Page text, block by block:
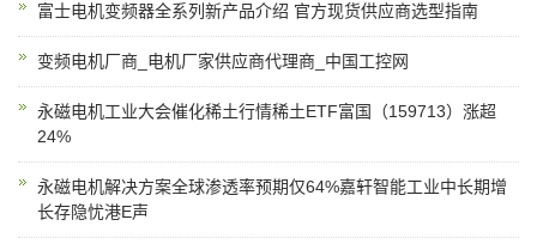
富士电机变频器全系列新产品介绍 官方现货供应商选型指南
变频电机厂商_电机厂家供应商代理商_中国工控网
永磁电机工业大会催化稀土行情稀土ETF富国（159713）涨超
24%
永磁电机解决方案全球渗透率预期仅64%嘉轩智能工业中长期增
长存隐忧港E声